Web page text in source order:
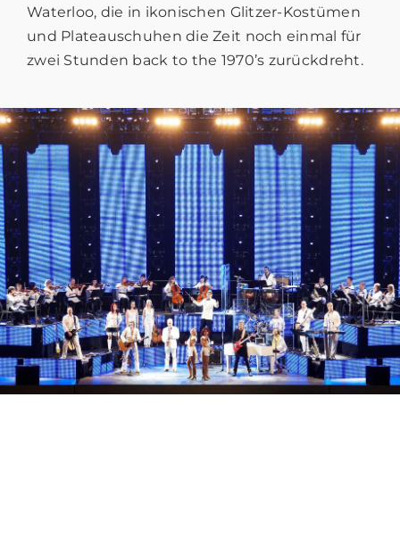
Waterloo, die in ikonischen Glitzer-Kostümen
und Plateauschuhen die Zeit noch einmal für
zwei Stunden back to the 1970’s zurückdreht.